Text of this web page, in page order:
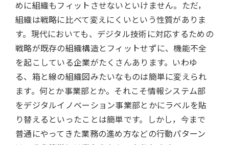
めに組織もフィットさせないといけません。ただ，
組織は戦略に比べて変えにくいという性質がありま
す。現代においても、デジタル技術に対応するための
戦略が既存の組織構造とフィットせずに、機能不全
を起こしている企業がたくさんあります。いわゆ
る、箱と線の組織図みたいなものは簡単に変えられ
ます。何とか事業部とか。それこそ情報システム部
をデジタルイノベーション事業部とかにラベルを貼
り替えるといったことは簡単です。しかし，今まで
普通にやってきた業務の進め方などの行動パターン